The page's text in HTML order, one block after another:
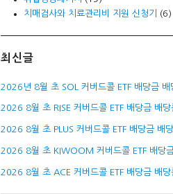
치매검사와 치료관리비 지원 신청기
(6)
최신글
2026년 8월 초 SOL 커버드콜 ETF 배당금 배
2026 8월 초 RISE 커버드콜 ETF 배당금 배당
2026 8월 초 PLUS 커버드콜 ETF 배당금 배
2026 8월 초 KIWOOM 커버드콜 ETF 배당
2026 8월 초 ACE 커버드콜 ETF 배당금 배당